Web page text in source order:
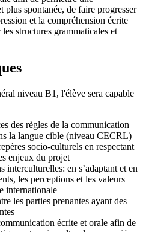
spontanée, de faire progresser
et la compréhension écrite
structures grammaticales et
niveau B1, l'élève sera capable
des règles de la communication
la langue cible (niveau CECRL)
socio-culturels en respectant
enjeux du projet
interculturelles: en s’adaptant et en
les perceptions et les valeurs
internationale
les parties prenantes ayant des
écrite et orale afin de